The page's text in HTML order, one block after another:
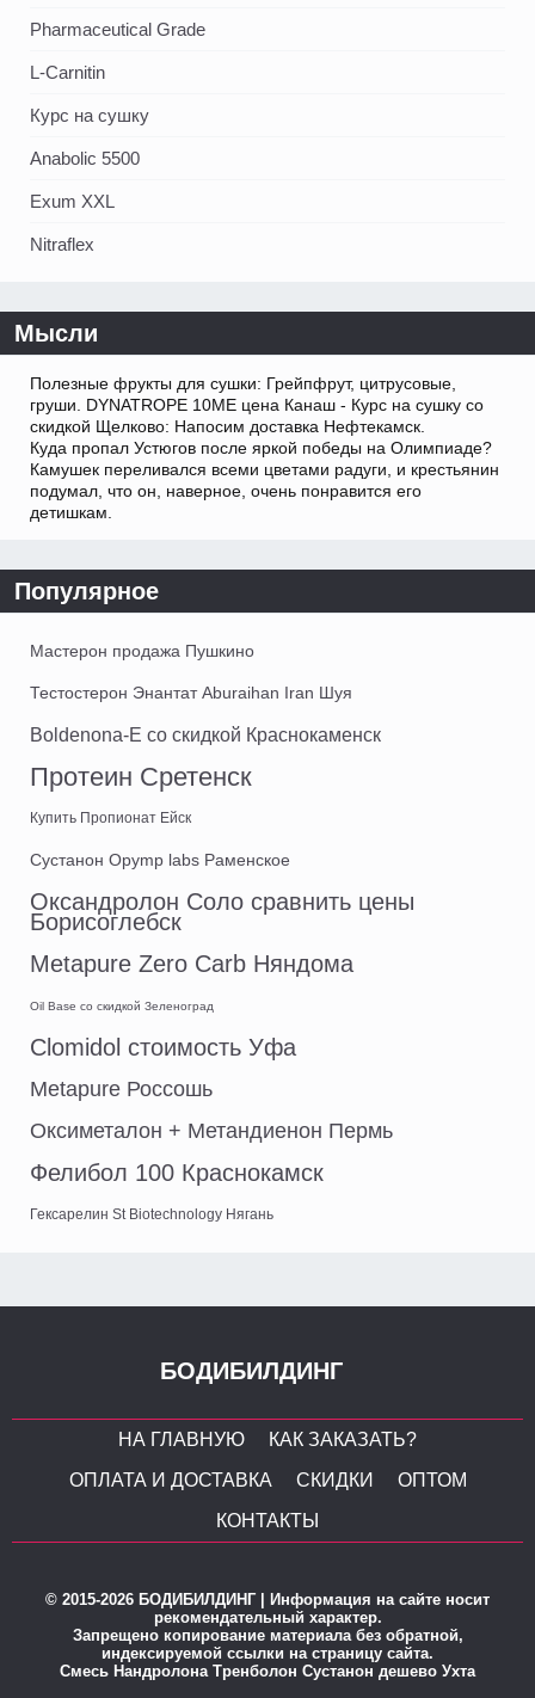
Pharmaceutical Grade
L-Carnitin
Курс на сушку
Anabolic 5500
Exum XXL
Nitraflex
Мысли
Полезные фрукты для сушки: Грейпфрут, цитрусовые,
груши. DYNATROPE 10ME цена Канаш - Курс на сушку со
скидкой Щелково: Напосим доставка Нефтекамск.
Куда пропал Устюгов после яркой победы на Олимпиаде?
Камушек переливался всеми цветами радуги, и крестьянин
подумал, что он, наверное, очень понравится его
детишкам.
Популярное
Мастерон продажа Пушкино
Тестостерон Энантат Aburaihan Iran Шуя
Boldenona-E со скидкой Краснокаменск
Протеин Сретенск
Купить Пропионат Ейск
Сустанон Opymp labs Раменское
Оксандролон Соло сравнить цены
Борисоглебск
Metapure Zero Carb Няндома
Oil Base со скидкой Зеленоград
Clomidol стоимость Уфа
Metapure Россошь
Оксиметалон + Метандиенон Пермь
Фелибол 100 Краснокамск
Гексарелин St Biotechnology Нягань
БОДИБИЛДИНГ
НА ГЛАВНУЮ
КАК ЗАКАЗАТЬ?
ОПЛАТА И ДОСТАВКА
СКИДКИ
ОПТОМ
КОНТАКТЫ
© 2015-2026 БОДИБИЛДИНГ | Информация на сайте носит
рекомендательный характер.
Запрещено копирование материала без обратной,
индексируемой ссылки на страницу сайта.
Смесь Нандролона Тренболон Сустанон дешево Ухта